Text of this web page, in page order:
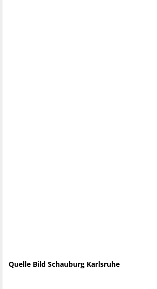
Quelle Bild Schauburg Karlsruhe